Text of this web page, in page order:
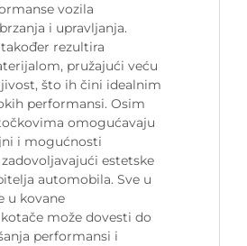
vozila
i upravljanja.
rezultira
pružajući veću
što ih čini idealnim
performansi. Osim
omogućavaju
i mogućnosti
estetske
automobila. Sve u
u kovane
može dovesti do
performansi i